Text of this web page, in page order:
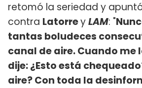
retomó la seriedad y
contra LatorreyLAM: "
tantas boludeces
canal de aire. Cuando me
dije: ¿Esto está
aire? Con toda la